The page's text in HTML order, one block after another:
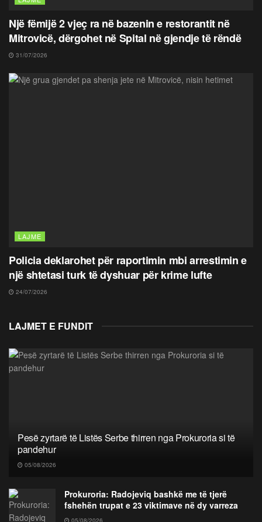
Një fëmijë 2 vjeç ra në bazenin e restorantit në
Mitrovicë, dërgohet në Spital në gjendje të rëndë
31/07/2026
LAJME
Policia deklarohet për raportimin mbi arrestimin e
një shtetasi turk të dyshuar për krime lufte
24/07/2026
LAJMET E FUNDIT
Pesë zyrtarë të Listës Serbe thirren nga Prokuroria si të
pandehur
05/08/2026
Prokuroria: Radojeviq bashkë me të tjerë
fshehën trupat e 23 viktimave në dy varreza